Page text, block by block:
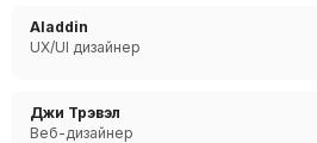
Aladdin
UX/UI дизайнер
Джи Трэвэл
Веб-дизайнер